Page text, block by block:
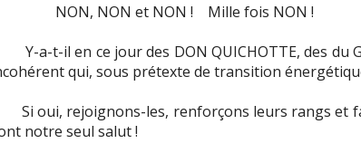
NON, NON et NON !
Mille fois NON !
Y-a-t-il en ce jour des DON QUICHOTTE, des du
qui, sous prétexte de transition
Si oui, rejoignons-les, renforçons leurs rangs et
notre seul salut !